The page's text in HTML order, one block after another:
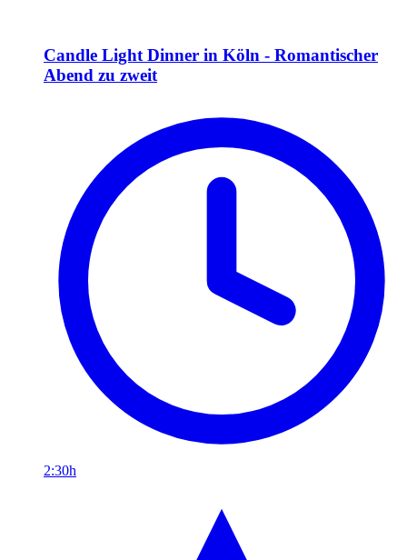
Candle Light Dinner in Köln - Romantischer
Abend zu zweit
2:30h